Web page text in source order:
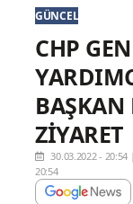
GÜNCEL
CHP
BAŞKAN
ZİYARET
30.03.2022 - 20:54
20:54